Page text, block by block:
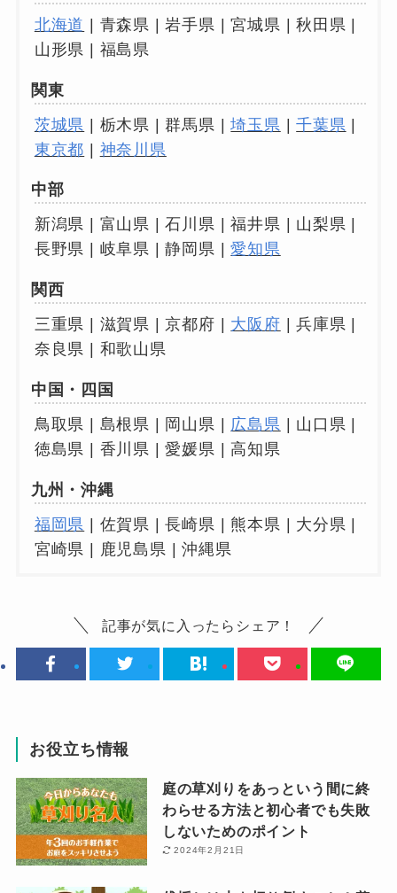
北海道 | 青森県 | 岩手県 | 宮城県 | 秋田県 |
山形県 | 福島県
関東
茨城県 | 栃木県 | 群馬県 |埼玉県 |千葉県 |
東京都 | 神奈川県
中部
新潟県 | 富山県 | 石川県 | 福井県 | 山梨県 |
長野県 | 岐阜県 | 静岡県 |愛知県
関西
三重県 | 滋賀県 | 京都府 | 大阪府 | 兵庫県 |
奈良県 | 和歌山県
中国・四国
鳥取県 | 島根県 | 岡山県 | 広島県 | 山口県 |
徳島県 | 香川県 | 愛媛県 | 高知県
九州・沖縄
福岡県 | 佐賀県 | 長崎県 | 熊本県 | 大分県 |
宮崎県 | 鹿児島県 | 沖縄県
記事が気に入ったらシェア！
お役立ち情報
庭の草刈りをあっという間に終
わらせる方法と初心者でも失敗
しないためのポイント
2024年2月21日